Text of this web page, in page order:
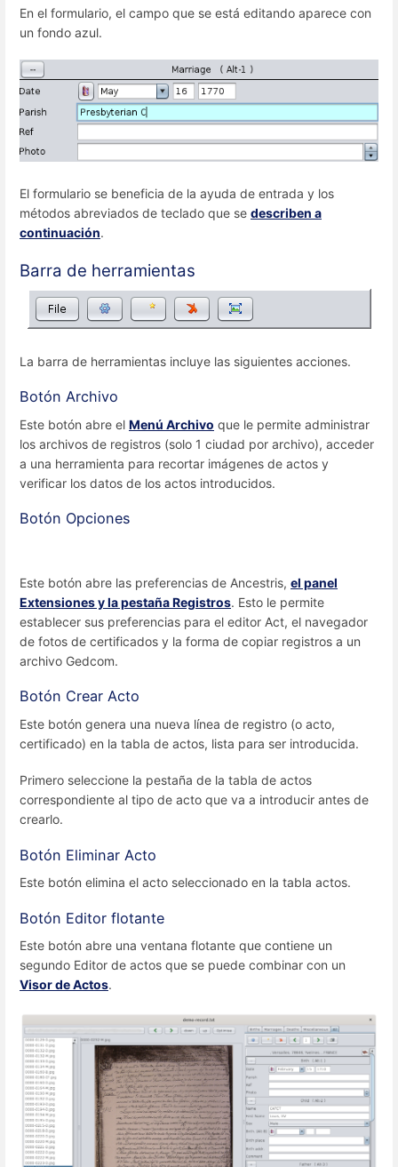
En el formulario, el campo que se está editando aparece con
un fondo azul.
El formulario se beneficia de la ayuda de entrada y los
métodos abreviados de teclado que se describen a
continuación.
Barra de herramientas
La barra de herramientas incluye las siguientes acciones.
Botón Archivo
Este botón abre el Menú Archivo que le permite administrar
los archivos de registros (solo 1 ciudad por archivo), acceder
a una herramienta para recortar imágenes de actos y
verificar los datos de los actos introducidos.
Botón Opciones
Este botón abre las preferencias de Ancestris, el panel
Extensiones y la pestaña Registros. Esto le permite
establecer sus preferencias para el editor Act, el navegador
de fotos de certificados y la forma de copiar registros a un
archivo Gedcom.
Botón Crear Acto
Este botón genera una nueva línea de registro (o acto,
certificado) en la tabla de actos, lista para ser introducida.
Primero seleccione la pestaña de la tabla de actos
correspondiente al tipo de acto que va a introducir antes de
crearlo.
Botón Eliminar Acto
Este botón elimina el acto seleccionado en la tabla actos.
Botón Editor flotante
Este botón abre una ventana flotante que contiene un
segundo Editor de actos que se puede combinar con un
Visor de Actos.